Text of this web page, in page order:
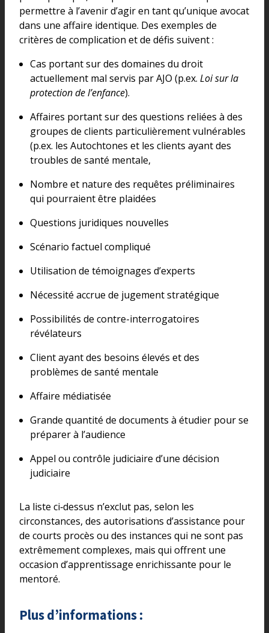
permettre à l’avenir d’agir en tant qu’unique avocat
dans une affaire identique. Des exemples de
critères de complication et de défis suivent :
Cas portant sur des domaines du droit
actuellement mal servis par AJO (p.ex. Loi sur la
protection de l’enfance).
Affaires portant sur des questions reliées à des
groupes de clients particulièrement vulnérables
(p.ex. les Autochtones et les clients ayant des
troubles de santé mentale,
Nombre et nature des requêtes préliminaires
qui pourraient être plaidées
Questions juridiques nouvelles
Scénario factuel compliqué
Utilisation de témoignages d’experts
Nécessité accrue de jugement stratégique
Possibilités de contre-interrogatoires
révélateurs
Client ayant des besoins élevés et des
problèmes de santé mentale
Affaire médiatisée
Grande quantité de documents à étudier pour se
préparer à l’audience
Appel ou contrôle judiciaire d’une décision
judiciaire
La liste ci‑dessus n’exclut pas, selon les
circonstances, des autorisations d’assistance pour
de courts procès ou des instances qui ne sont pas
extrêmement complexes, mais qui offrent une
occasion d’apprentissage enrichissante pour le
mentoré.
Plus d’informations :